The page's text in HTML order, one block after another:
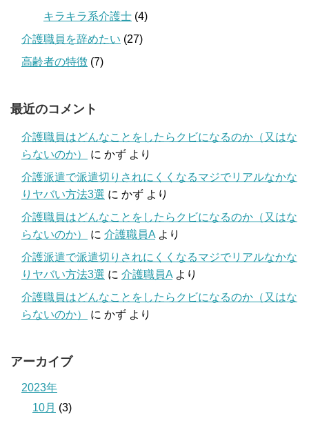
キラキラ系介護士 (4)
介護職員を辞めたい (27)
高齢者の特徴 (7)
最近のコメント
介護職員はどんなことをしたらクビになるのか（又はな
らないのか）
に かず より
介護派遣で派遣切りされにくくなるマジでリアルなかな
りヤバい方法3選 に かず より
介護職員はどんなことをしたらクビになるのか（又はな
らないのか）
に 介護職員A より
介護派遣で派遣切りされにくくなるマジでリアルなかな
りヤバい方法3選 に 介護職員A より
介護職員はどんなことをしたらクビになるのか（又はな
らないのか）
に かず より
アーカイブ
2023年
10月 (3)